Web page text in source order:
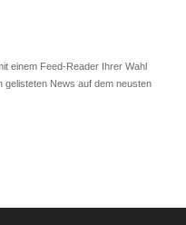
einem Feed-Reader Ihrer Wahl
gelisteten News auf dem neusten